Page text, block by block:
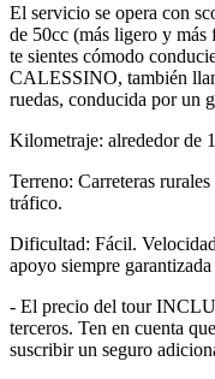
El servicio se opera con
de 50cc (más ligero y
te sientes cómodo
CALESSINO, también
ruedas, conducida por un
Kilometraje: alrededor de
Terreno: Carreteras
tráfico.
Dificultad: Fácil.
apoyo siempre garantizada
- El precio del tour
terceros. Ten en cuenta
suscribir un seguro